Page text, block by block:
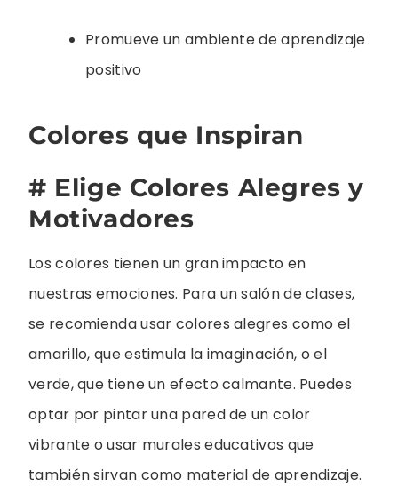
Promueve un ambiente de aprendizaje
positivo
Colores que Inspiran
# Elige Colores Alegres y
Motivadores
Los colores tienen un gran impacto en
nuestras emociones. Para un salón de clases,
se recomienda usar colores alegres como el
amarillo, que estimula la imaginación, o el
verde, que tiene un efecto calmante. Puedes
optar por pintar una pared de un color
vibrante o usar murales educativos que
también sirvan como material de aprendizaje.